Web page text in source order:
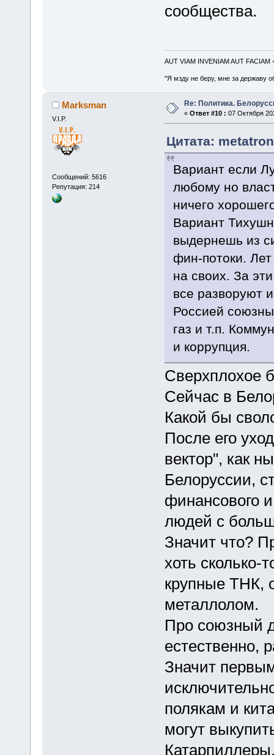
сообщества.
AUT VIAM INVENIAM AUT FACIAM
"Я мзду не беру, мне за державу
Marksman
V.I.P.
Сообщений: 5616
Репутация: 214
Re: Политика.
« Ответ #10 : 07 Октября
Цитата:
Вариант если
любому но
ничего
Вариант
выдернешь из
фин-потоки. Лет
на своих. За
все разворуют
Россией
газ и т.п.
и коррупция.
Сверхплохое
Сейчас в
Какой бы
После его
вектор", как
Белоруссии,
финансового
людей с
Значит что?
хоть сколько-
крупные ТНК,
металлолом.
Про союзный
естественно,
Значит
полякам и
могут